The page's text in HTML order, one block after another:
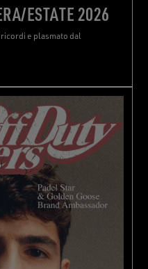
ESTATE 2026
e plasmato dal